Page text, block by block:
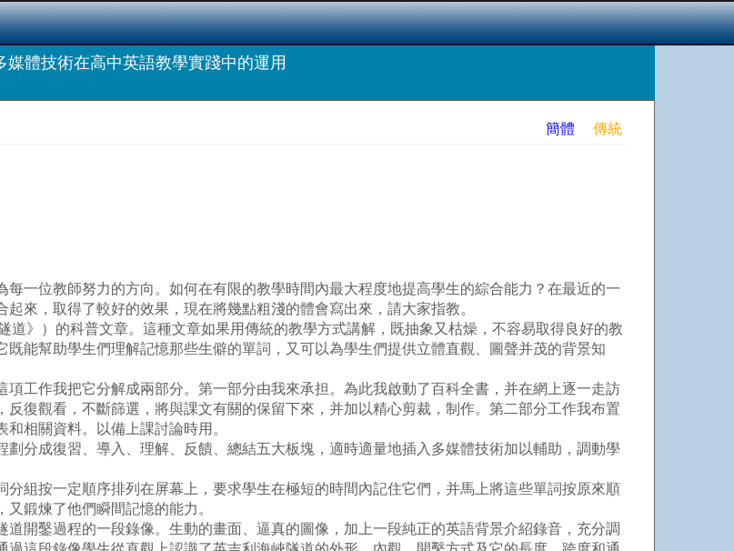
媒體技術在高中英語教學實踐中的運用
簡體 傳統
位教師努力的方向。如何在有限的教學時間內最大程度地提高學生的綜合能力？在最近的一
來，取得了較好的效果，現在將幾點粗淺的體會寫出來，請大家指教。
》）的科普文章。這種文章如果用傳統的教學方式講解，既抽象又枯燥，不容易取得良好的教
能幫助學生們理解記憶那些生僻的單詞，又可以為學生們提供立體直觀、圖聲并茂的背景知
作我把它分解成兩部分。第一部分由我來承担。為此我啟動了百科全書，并在網上逐一走訪
復觀看，不斷篩選，將與課文有關的保留下來，并加以精心剪裁，制作。第二部分工作我布置
相關資料。以備上課討論時用。
成復習、導入、理解、反饋、總結五大板塊，適時適量地插入多媒體技術加以輔助，調動學
按一定順序排列在屏幕上，要求學生在極短的時間內記住它們，并馬上將這些單詞按原來順
鍛煉了他們瞬間記憶的能力。
鑿過程的一段錄像。生動的畫面、逼真的圖像，加上一段純正的英語背景介紹錄音，充分調